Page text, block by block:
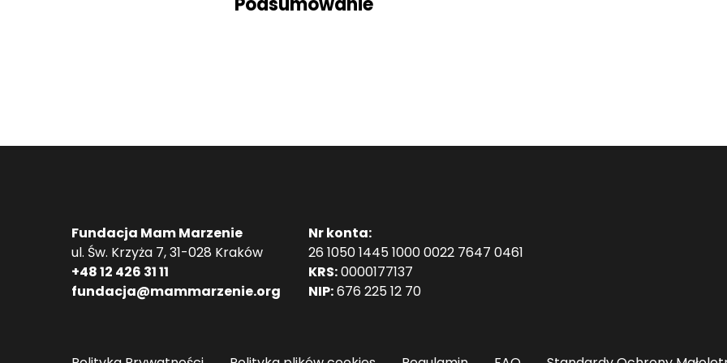
Fundacja Mam Marzenie
ul. Św. Krzyża 7, 31-028 Kraków
+48 12 426 31 11
fundacja@mammarzenie.org
Nr konta:
26 1050 1445 1000 0022 7647 0461
KRS:0000177137
NIP:676 225 12 70